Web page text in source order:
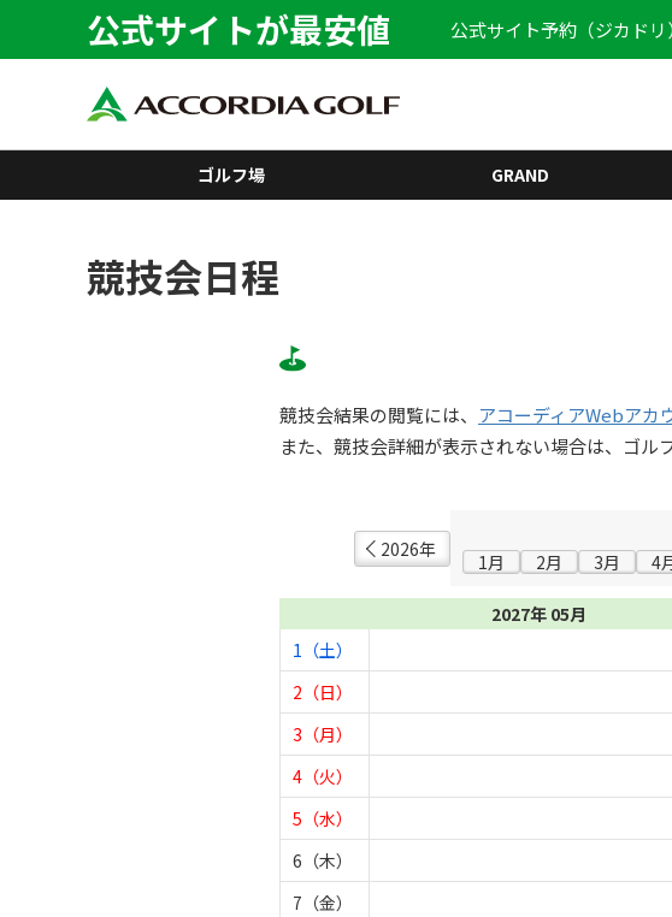
公式サイトが最安値 公式サイト予約（ジカド
ゴルフ場 GRAND
競技会日程
競技会結果の閲覧には、 アコーディアWebアカ
また、競技会詳細が表示されない場合は、ゴル
2026年
1月 2月 3月 4
2027年 05月
1（土）
2（日）
3（月）
4（火）
5（水）
6（木）
7（金）